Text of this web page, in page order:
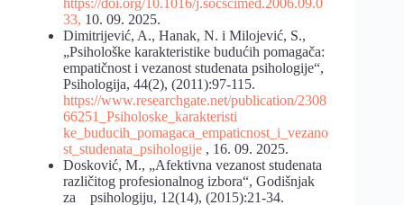
33, 10. 09. 2025.
Dimitrijević, A., Hanak, N. i Milojević, S.,
„Psihološke karakteristike budućih pomagača:
empatičnost i vezanost studenata psihologije“,
Psihologija, 44(2), (2011):97-115.
https://www.researchgate.net/publication/2308
66251_Psiholoske_karakteristi
ke_buducih_pomagaca_empaticnost_i_vezano
st_studenata_psihologije , 16. 09. 2025.
Dosković, M., „Afektivna vezanost studenata
različitog profesionalnog izbora“, Godišnjak
za psihologiju, 12(14), (2015):21-34.